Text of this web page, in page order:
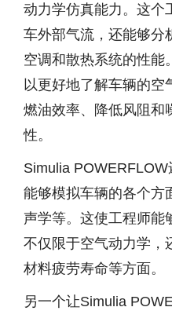
动力学仿真能力。这个
车外部气流，还能够分
空调和散热系统的性能
以更好地了解车辆的空
燃油效率、降低风阻和
性。
Simulia POWERFLOW
能够模拟车辆的各个方
声学等。这使工程师能
不仅限于空气动力学，
材料疲劳寿命等方面。
另一个让Simulia